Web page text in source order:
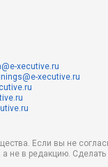
xecutive.ru
xecutive.ru
Если вы не
не в редакцию.